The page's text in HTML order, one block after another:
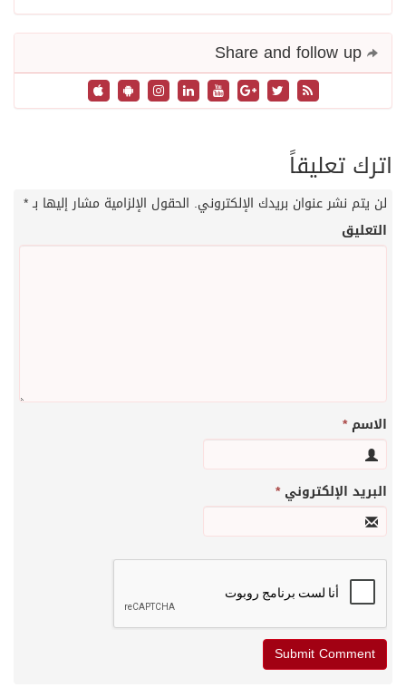
اترك تعليقاً
لن يتم نشر عنوان بريدك الإلكتروني. الحقول الإلزامية مشار إليها بـ*
التعليق
الاسم*
البريد الإلكتروني*